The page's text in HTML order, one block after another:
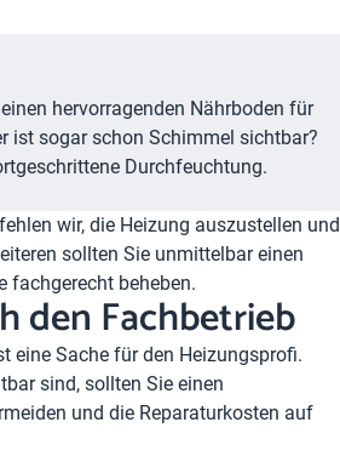
hervorragenden Nährboden für
ist sogar schon Schimmel sichtbar?
Durchfeuchtung.
wir, die Heizung auszustellen und
sollten Sie unmittelbar einen
fachgerecht beheben.
den Fachbetrieb
eine Sache für den Heizungsprofi.
sind, sollten Sie einen
und die Reparaturkosten auf